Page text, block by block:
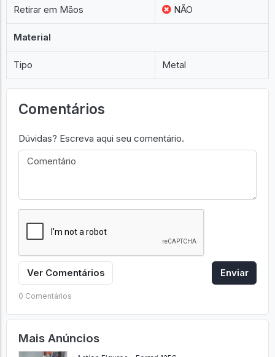
Retirar em Mãos NÃO
Material
Tipo Metal
Comentários
Dúvidas? Escreva aqui seu comentário.
Ver Comentários Enviar
0 Comentários
Mais Anúncios